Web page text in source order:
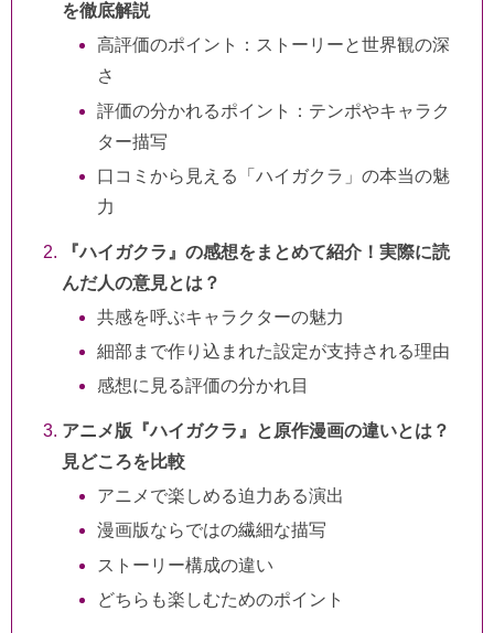
を徹底解説
高評価のポイント：ストーリーと世界観の深
さ
評価の分かれるポイント：テンポやキャラク
ター描写
口コミから見える「ハイガクラ」の本当の魅
力
『ハイガクラ』の感想をまとめて紹介！実際に読
んだ人の意見とは？
共感を呼ぶキャラクターの魅力
細部まで作り込まれた設定が支持される理由
感想に見る評価の分かれ目
アニメ版『ハイガクラ』と原作漫画の違いとは？
見どころを比較
アニメで楽しめる迫力ある演出
漫画版ならではの繊細な描写
ストーリー構成の違い
どちらも楽しむためのポイント